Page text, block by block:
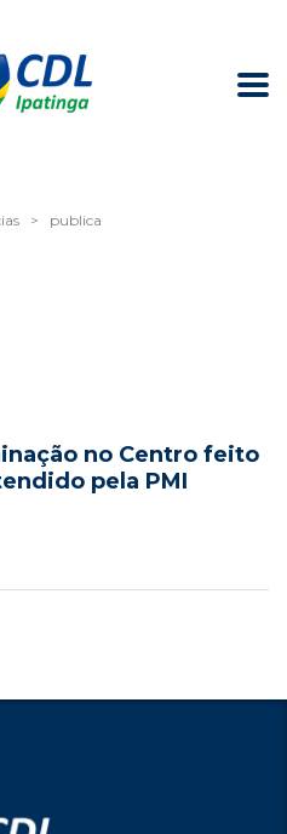
> publica
no Centro feito
pela PMI